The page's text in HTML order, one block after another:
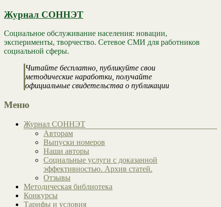
Журнал СОННЭТ
Социальное обслуживание населения: новации,
эксперименты, творчество. Сетевое СМИ для работников
социальной сферы.
Читайте бесплатно, публикуйте свои
методические наработки, получайте
официальные свидетельства о публикации
Меню
Журнал СОННЭТ
Авторам
Выпуски номеров
Наши авторы
Социальные услуги с доказанной
эффективностью. Архив статей.
Отзывы
Методическая библиотека
Конкурсы
Тарифы и условия